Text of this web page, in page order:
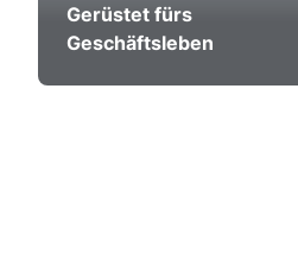
Gerüstet fürs
Geschäftsleben